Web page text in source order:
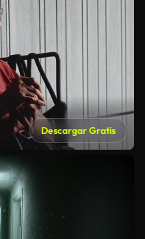
Descargar Gratis